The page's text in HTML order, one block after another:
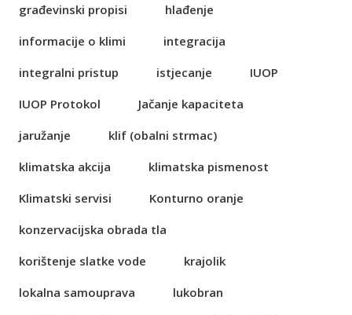
građevinski propisi
hlađenje
informacije o klimi
integracija
integralni pristup
istjecanje
IUOP
IUOP Protokol
Jačanje kapaciteta
jaružanje
klif (obalni strmac)
klimatska akcija
klimatska pismenost
Klimatski servisi
Konturno oranje
konzervacijska obrada tla
korištenje slatke vode
krajolik
lokalna samouprava
lukobran